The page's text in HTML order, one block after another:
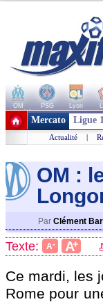
OM PSG Lyon
+ de clubs
Mercato Ligue
Actualité |
OM :
Par Clément
Texte: A- A+
Ce mardi, les
Rome pour